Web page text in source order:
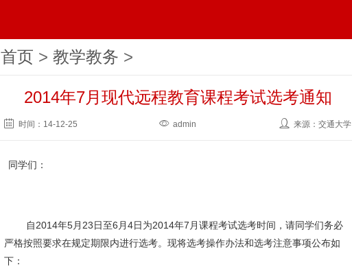
首页 > 教学教务 >
2014年7月现代远程教育课程考试选考通知
时间： 14-12-25 admin 来源：交通大学
同学们：
自2014年5月23日至6月4日为2014年7月课程考试选考时间，请同学们务必
严格按照要求在规定期限内进行选考。现将选考操作办法和选考注意事项公布如
下：